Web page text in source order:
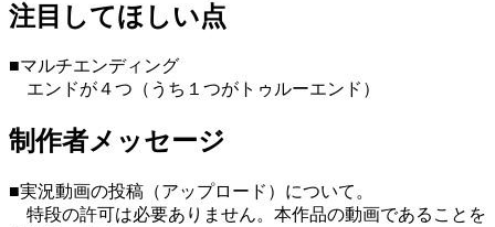
注目してほしい点
■マルチエンディング
エンドが４つ（うち１つがトゥルーエンド）
制作者メッセージ
■実況動画の投稿（アップロード）について。
特段の許可は必要ありません。本作品の動画であることを